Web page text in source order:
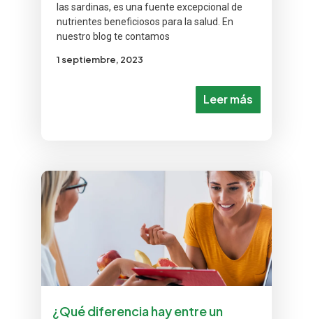
1 septiembre, 2023
las sardinas, es una fuente excepcional de
nutrientes beneficiosos para la salud. En
nuestro blog te contamos
Leer más
¿Qué diferencia hay entre un